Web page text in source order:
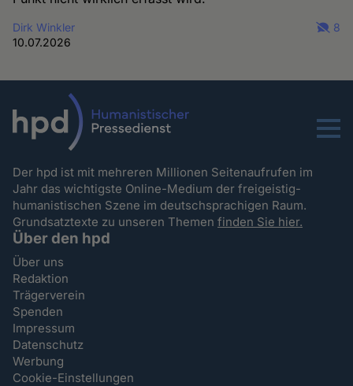
Dirk Winkler
10.07.2026
8
Menu
Der hpd ist mit mehreren Millionen Seitenaufrufen im
Jahr das wichtigste Online-Medium der freigeistig-
humanistischen Szene im deutschsprachigen Raum.
Grundsatztexte zu unseren Themenfinden Sie hier.
Über den hpd
Über uns
Redaktion
Trägerverein
Spenden
Impressum
Datenschutz
Werbung
Cookie-Einstellungen